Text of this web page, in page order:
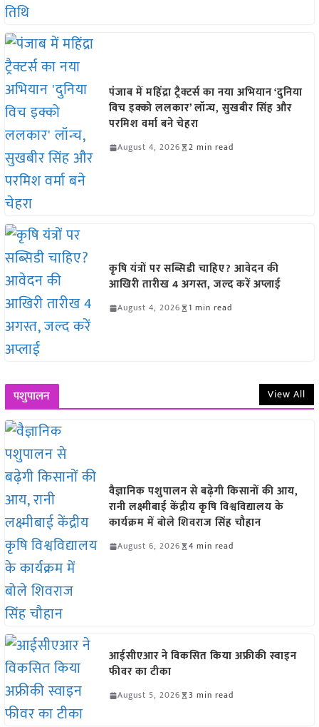
पंजाब में महिंद्रा ट्रैक्टर्स का नया अभियान ‘दुनिया
विच इक्को ललकार’ लॉन्च, सुखबीर सिंह और
परमिश वर्मा बने चेहरा
August 4, 2026 2 min read
कृषि यंत्रों पर सब्सिडी चाहिए? आवेदन की
आखिरी तारीख 4 अगस्त, जल्द करें अप्लाई
August 4, 2026 1 min read
पशुपालन View All
वैज्ञानिक पशुपालन से बढ़ेगी किसानों की आय,
रानी लक्ष्मीबाई केंद्रीय कृषि विश्वविद्यालय के
कार्यक्रम में बोले शिवराज सिंह चौहान
August 6, 2026 4 min read
आईसीएआर ने विकसित किया अफ्रीकी स्वाइन
फीवर का टीका
August 5, 2026 3 min read